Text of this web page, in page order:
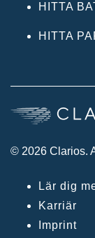
HITTA
HITTA
© 2026 Clarios.
Lär dig
Karriär
Imprint